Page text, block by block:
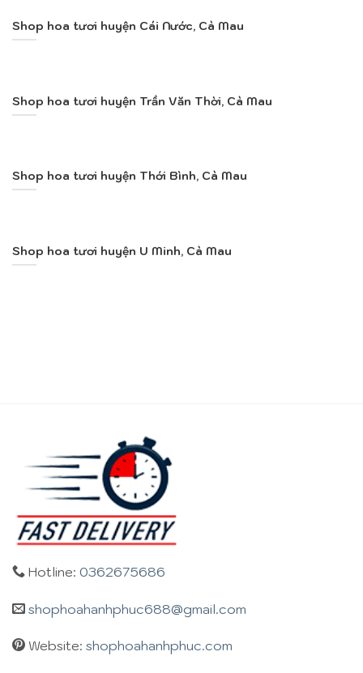
Shop hoa tươi huyện Cái Nước, Cà Mau
Shop hoa tươi huyện Trần Văn Thời, Cà Mau
Shop hoa tươi huyện Thới Bình, Cà Mau
Shop hoa tươi huyện U Minh, Cà Mau
Hotline: 0362675686
shophoahanhphuc688@gmail.com
Website: shophoahanhphuc.com